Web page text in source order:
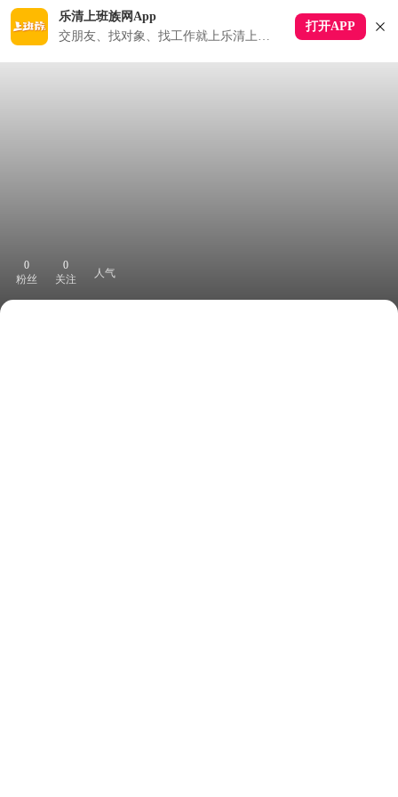
乐清上班族网App
交朋友、找对象、找工作就上乐清上班族APP
打开APP
0
粉丝
0
关注
人气
下拉刷新